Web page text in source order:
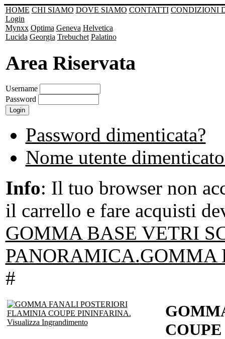
HOME CHI SIAMO DOVE SIAMO CONTATTI CONDIZIONI
Login
Mynxx Optima Geneva Helvetica
Lucida Georgia Trebuchet Palatino
Area Riservata
Username
Password
Password dimenticata?
Nome utente
Info: Il tuo browser non
il carrello e fare acquisti
GOMMA BASE VETRI
PANORAMICA.GOMMA
#
Visualizza Ingrandimento